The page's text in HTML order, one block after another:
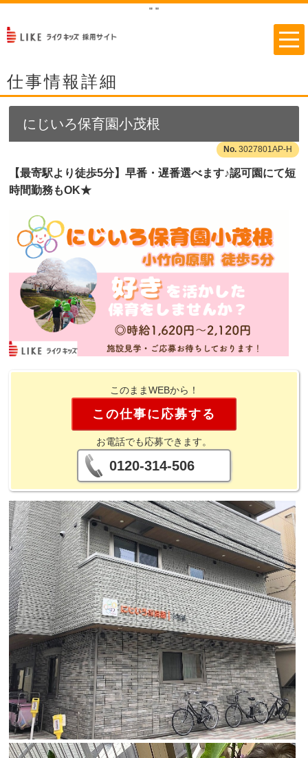
" "
仕事情報詳細
にじいろ保育園小茂根
3027801AP-H
【最寄駅より徒歩5分】早番・遅番選べます♪認可園にて短
時間勤務もOK★
このままWEBから！
この仕事に応募する
お電話でも応募できます。
0120-314-506